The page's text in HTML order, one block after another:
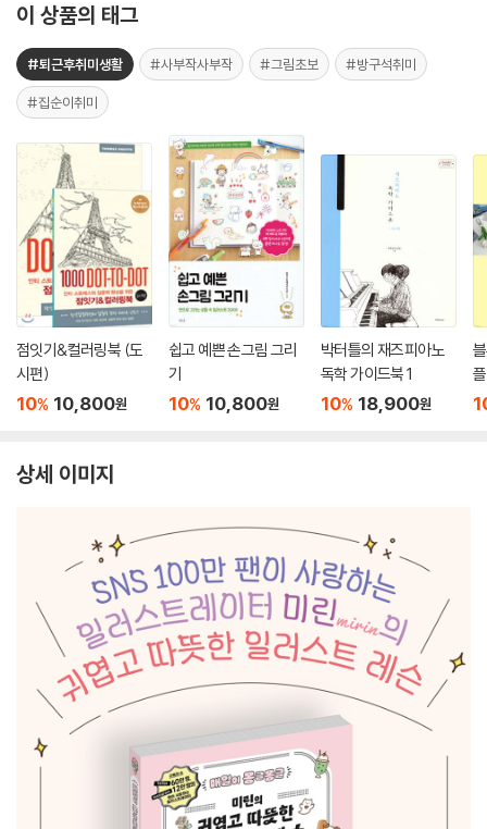
이 상품의 태그
#퇴근후취미생활 #사부작사부작 #그림초보 #방구석취미
#집순이취미
점잇기&컬러링북 (도
시편)
10% 10,800원
쉽고 예쁜 손그림 그리
기
10% 10,800원
박터틀의 재즈피아노
독학 가이드북 1
10% 18,900원
상세 이미지